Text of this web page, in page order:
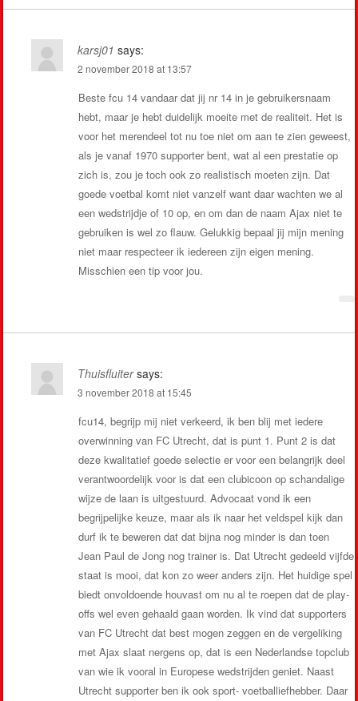
karsj01 says:
2 november 2018 at 13:57
Beste fcu 14 vandaar dat jij nr 14 in je gebruikersnaam
hebt, maar je hebt duidelijk moeite met de realiteit. Het is
voor het merendeel tot nu toe niet om aan te zien geweest,
als je vanaf 1970 supporter bent, wat al een prestatie op
zich is, zou je toch ook zo realistisch moeten zijn. Dat
goede voetbal komt niet vanzelf want daar wachten we al
een wedstrijdje of 10 op, en om dan de naam Ajax niet te
gebruiken is wel zo flauw. Gelukkig bepaal jij mijn mening
niet maar respecteer ik iedereen zijn eigen mening.
Misschien een tip voor jou.
Thuisfluiter says:
3 november 2018 at 15:45
fcu14, begrijp mij niet verkeerd, ik ben blij met iedere
overwinning van FC Utrecht, dat is punt 1. Punt 2 is dat
deze kwalitatief goede selectie er voor een belangrijk deel
verantwoordelijk voor is dat een clubicoon op schandalige
wijze de laan is uitgestuurd. Advocaat vond ik een
begrijpelijke keuze, maar als ik naar het veldspel kijk dan
durf ik te beweren dat dat bijna nog minder is dan toen
Jean Paul de Jong nog trainer is. Dat Utrecht gedeeld vijfde
staat is mooi, dat kon zo weer anders zijn. Het huidige spel
biedt onvoldoende houvast om nu al te roepen dat de play-
offs wel even gehaald gaan worden. Ik vind dat supporters
van FC Utrecht dat best mogen zeggen en de vergeliking
met Ajax slaat nergens op, dat is een Nederlandse topclub
van wie ik vooral in Europese wedstrijden geniet. Naast
Utrecht supporter ben ik ook sport- voetballiefhebber. Daar